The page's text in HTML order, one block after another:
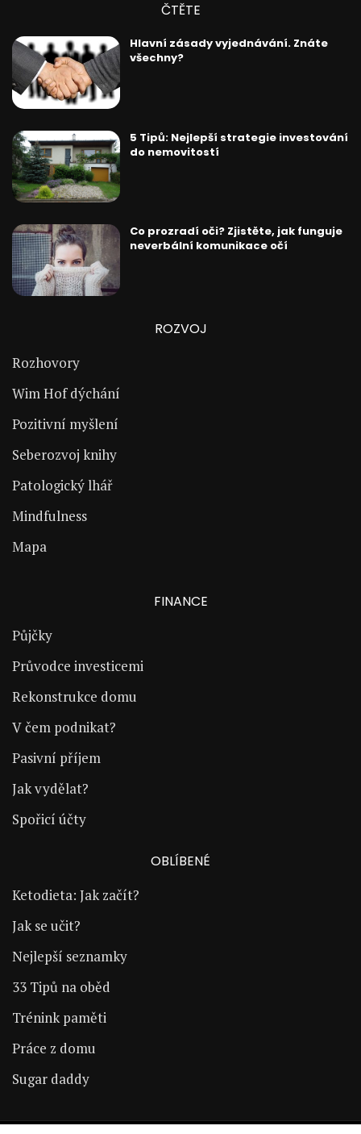
ČTĚTE
Hlavní zásady vyjednávání. Znáte
všechny?
5 Tipů: Nejlepší strategie investování
do nemovitostí
Co prozradí oči? Zjistěte, jak funguje
neverbální komunikace očí
ROZVOJ
Rozhovory
Wim Hof dýchání
Pozitivní myšlení
Seberozvoj knihy
Patologický lhář
Mindfulness
Mapa
FINANCE
Půjčky
Průvodce investicemi
Rekonstrukce domu
V čem podnikat?
Pasivní příjem
Jak vydělat?
Spořicí účty
OBLÍBENÉ
Ketodieta: Jak začít?
Jak se učit?
Nejlepší seznamky
33 Tipů na oběd
Trénink paměti
Práce z domu
Sugar daddy